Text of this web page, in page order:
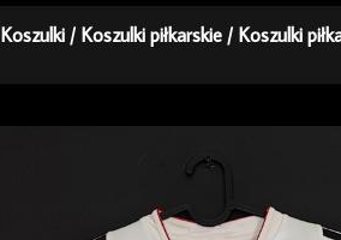
Koszulki /Koszulki piłkarskie /Koszulki